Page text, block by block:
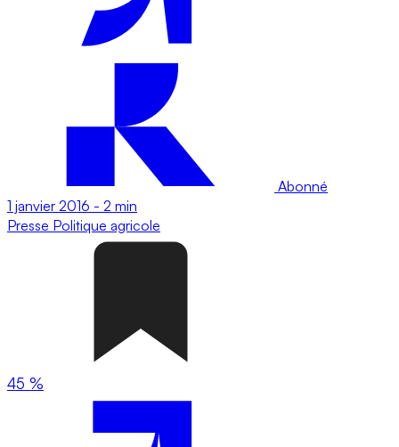
Abonné
1 janvier 2016 - 2 min
Presse Politique agricole
45 %